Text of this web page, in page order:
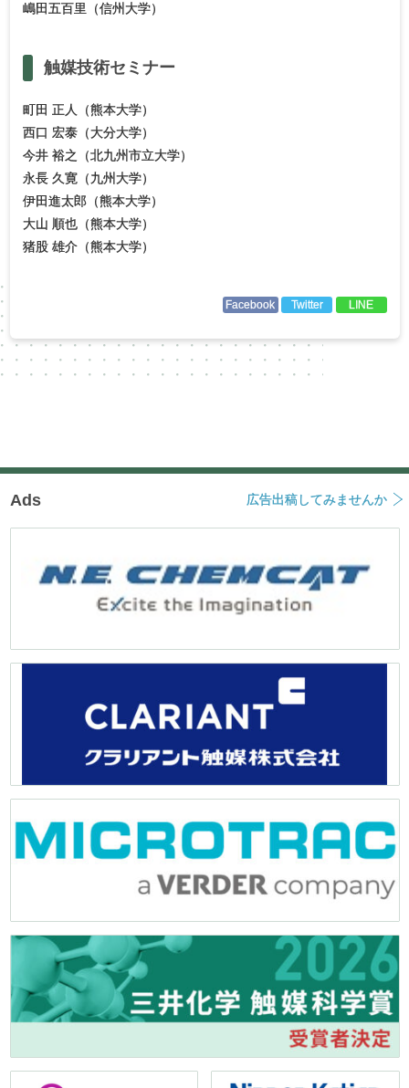
嶋田五百里（信州大学）
触媒技術セミナー
町田 正人（熊本大学）
西口 宏泰（大分大学）
今井 裕之（北九州市立大学）
永長 久寛（九州大学）
伊田進太郎（熊本大学）
大山 順也（熊本大学）
猪股 雄介（熊本大学）
Facebook Twitter LINE
Ads 広告出稿してみませんか